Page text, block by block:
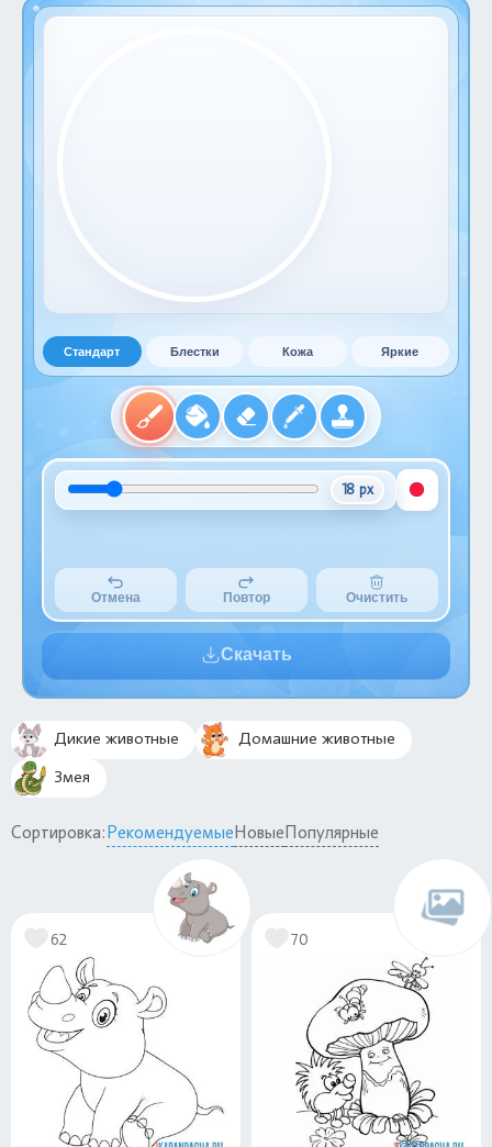
Стандарт Блестки Кожа Яркие
18 px
Отмена Повтор Очистить
Скачать
Дикие животные
Домашние животные
Змея
Сортировка:РекомендуемыеНовыеПопулярные
62 70